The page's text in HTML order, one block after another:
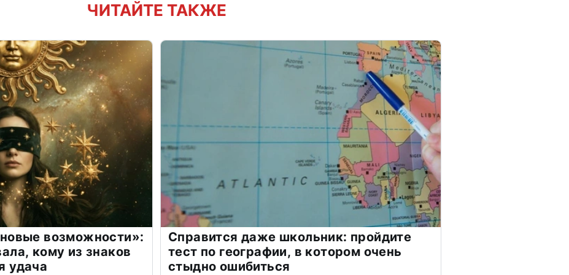
ЧИТАЙТЕ ТАКЖЕ
возможности»:
кому из знаков
удача
Справится даже школьник: пройдите
тест по географии, в котором очень
стыдно ошибиться